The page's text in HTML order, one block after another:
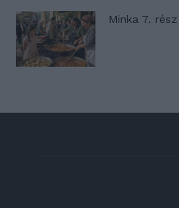
Minka 7. rész